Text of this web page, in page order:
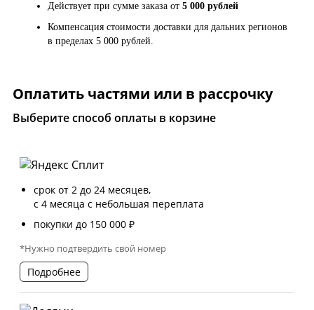
Действует при сумме заказа от 5 000 рублей
Компенсация стоимости доставки для дальних регионов
в пределах 5 000 рублей.
Оплатить частями или в рассрочку
Выберите способ оплаты в корзине
срок от 2 до 24 месяцев,
с 4 месяца с небольшая переплата
покупки до 150 000 ₽
*Нужно подтвердить свой номер
Подробнее